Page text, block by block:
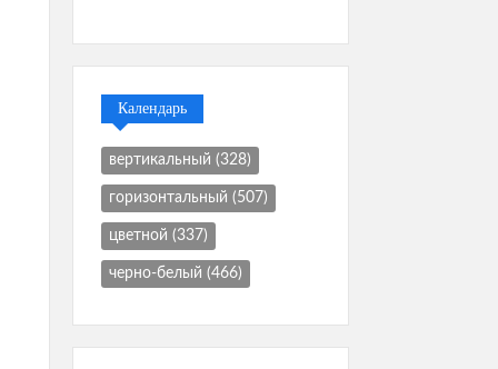
Календарь
вертикальный (328)
горизонтальный (507)
цветной (337)
черно-белый (466)